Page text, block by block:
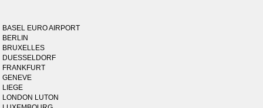
BASEL EURO AIRPORT
BERLIN
BRUXELLES
DUESSELDORF
FRANKFURT
GENEVE
LIEGE
LONDON LUTON